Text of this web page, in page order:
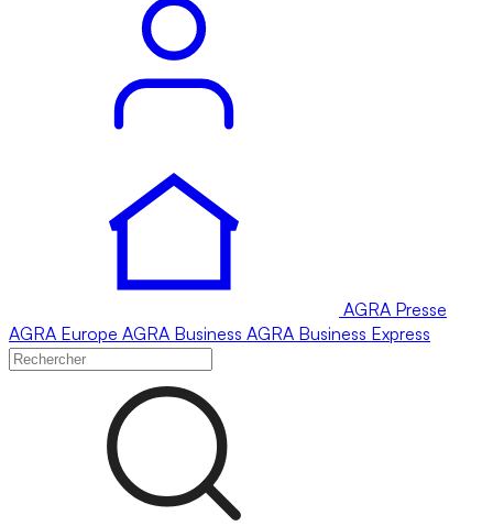
AGRA Presse
AGRA Europe AGRA Business AGRA Business Express